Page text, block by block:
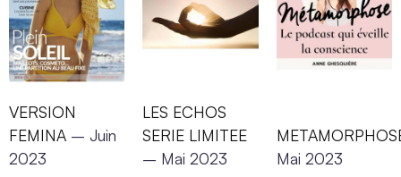
VERSION
FEMINA – Juin
2023
LES ECHOS
SERIE LIMITEE
– Mai 2023
Mai 2023